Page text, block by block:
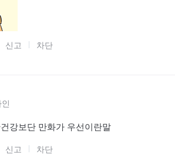
신고 차단
인
강보단 만화가 우선이란말
신고 차단